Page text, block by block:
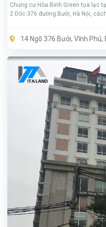
Chung cư Hòa Bình Green tọa lạc
2 Dốc 376 đường Bưởi, Hà Nội,
14 Ngõ 376 Bưởi, Vĩnh Phú,